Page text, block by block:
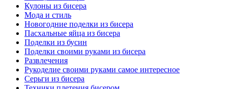
Кулоны из бисера
Мода и стиль
Новогодние поделки из бисера
Пасхальные яйца из бисера
Поделки из бусин
Поделки своими руками из бисера
Развлечения
Рукоделие своими руками самое интересное
Серьги из бисера